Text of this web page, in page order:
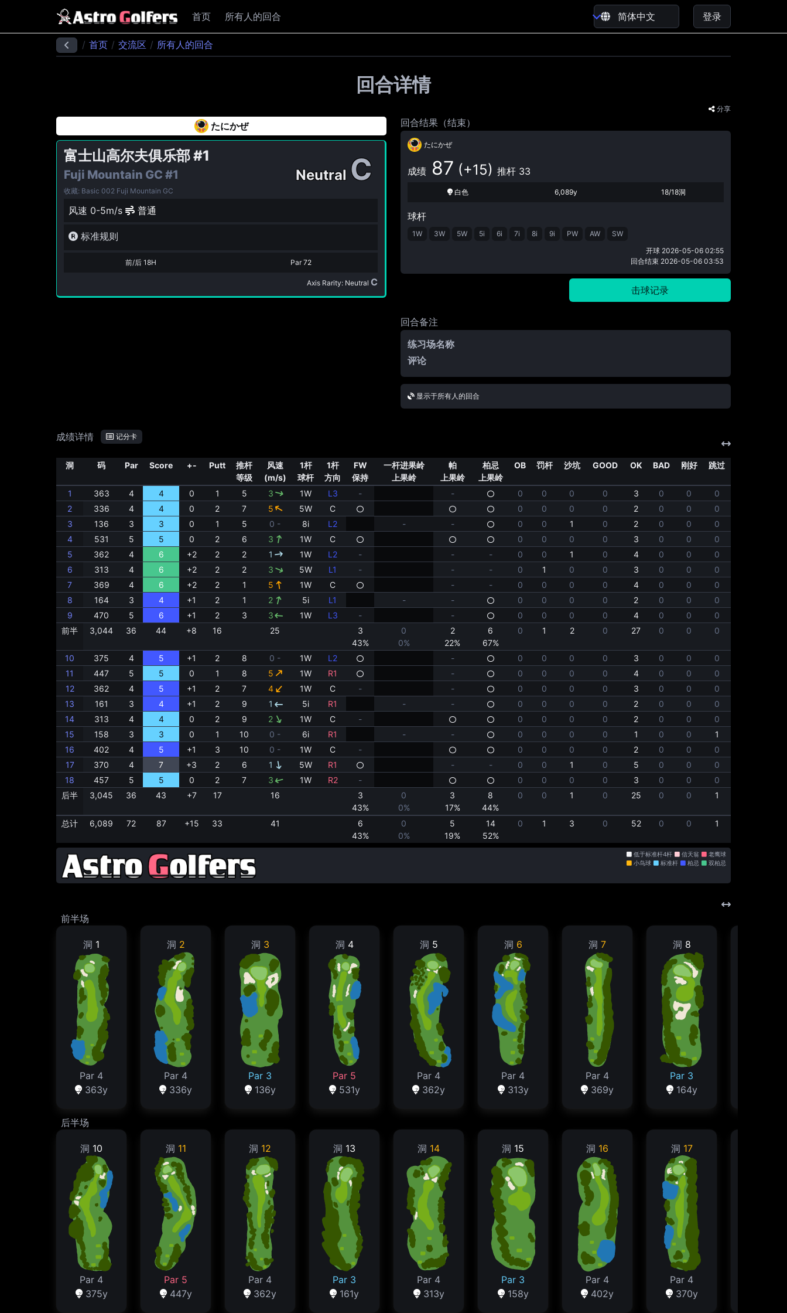
首页 所有人的回合 登录
首页 交流区 所有人的回合
回合详情
分享
たにかぜ
富士山高尔夫俱乐部#1
Fuji Mountain GC #1 NeutralC
收藏: Basic 002 Fuji Mountain GC
风速 0-5m/s 普通
标准规则
前/后 18H Par72
Axis Rarity: Neutral C
回合结果（结束）
たにかぜ
成绩 87 (+15) 推杆 33
白色 6,089y 18/18洞
球杆
1W 3W 5W 5i 6i 7i 8i 9i PW AW
SW
开球 2026-05-06 02:55
回合结束 2026-05-06 03:53
击球记录
回合备注
练习场名称
评论
显示于所有人的回合
成绩详情 记分卡
洞 码 Par Score +- Putt
推杆
等级
风速
(m/s)
1杆
球杆
1杆
方向
FW
保持
一杆进果岭
上果岭
帕
上果岭
柏忌
上果岭
OB 罚杆 沙坑 GOOD OK BAD 刚好 跳过
1 363 4 4 0 1 5 3 1W L3 - - 0 0 0 0 3 0 0 0
2
336 4 4 0 2 7 5 5W C 0 0 0 0 2 0 0 0
3
136 3 3 0 1 5 0 - 8i L2 - - 0 0 1 0 2 0 0 0
4
531 5 5 0 2 6 3 1W C 0 0 0 0 3 0 0 0
5
362 4 6 +2 2 2 1 1W L2 - - - 0 0 1 0 4 0 0 0
6
313 4 6 +2 2 2 3 5W L1 - - - 0 1 0 0 3 0 0 0
7
369 4 6 +2 2 1 5 1W C - - 0 0 0 0 4 0 0 0
8
164 3 4 +1 2 1 2 5i L1 - - 0 0 0 0 2 0 0 0
9
470 5 6 +1 2 3 3 1W L3 - - 0 0 0 0 4 0 0 0
前半
3,044 36 44 +8 16 25
3
43%
0
0%
2
22%
6
67%
0 1 2 0 27 0 0 0
10 375 4 5 +1 2 8 0 - 1W L2 - 0 0 0 0 3 0 0 0
11
447 5 5 0 1 8 5 1W R1 - 0 0 0 0 4 0 0 0
12
362 4 5 +1 2 7 4 1W C - - 0 0 0 0 3 0 0 0
13
161 3 4 +1 2 9 1 5i R1 - - 0 0 0 0 2 0 0 0
14
313 4 4 0 2 9 2 1W C - 0 0 0 0 2 0 0 0
15
158 3 3 0 1 10 0 - 6i R1 - - 0 0 0 0 1 0 0 1
16
402 4 5 +1 3 10 0 - 1W C - 0 0 0 0 2 0 0 0
17
370 4 7 +3 2 6 1 5W R1 - - 0 0 1 0 5 0 0 0
18
457 5 5 0 2 7 3 1W R2 - 0 0 0 0 3 0 0 0
后半
3,045 36 43 +7 17 16
3
43%
0
0%
3
17%
8
44%
0 0 1 0 25 0 0 1
总计 6,089 72 87 +15 33 41
6
43%
0
0%
5
19%
14
52%
0 1 3 0 52 0 0 1
低于标准杆4杆 信天翁
老鹰球
小鸟球
标准杆 柏忌 双柏忌
前半场
洞 1
Par 4
363y
后半场
洞 10
Par 4
375y
洞 2
Par 4
336y
洞 11
Par 5
447y
洞 3
Par 3
136y
洞 12
Par 4
362y
洞 4
Par 5
531y
洞 13
Par 3
161y
洞 5
Par 4
362y
洞 14
Par 4
313y
洞 6
Par 4
313y
洞 15
Par 3
158y
洞 7
Par 4
369y
洞 16
Par 4
402y
洞 8
Par 3
164y
洞 17
Par 4
370y